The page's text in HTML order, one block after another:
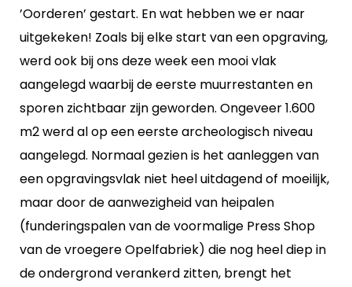
’Oorderen’ gestart. En wat hebben we er naar
uitgekeken! Zoals bij elke start van een opgraving,
werd ook bij ons deze week een mooi vlak
aangelegd waarbij de eerste muurrestanten en
sporen zichtbaar zijn geworden. Ongeveer 1.600
m2 werd al op een eerste archeologisch niveau
aangelegd. Normaal gezien is het aanleggen van
een opgravingsvlak niet heel uitdagend of moeilijk,
maar door de aanwezigheid van heipalen
(funderingspalen van de voormalige Press Shop
van de vroegere Opelfabriek) die nog heel diep in
de ondergrond verankerd zitten, brengt het